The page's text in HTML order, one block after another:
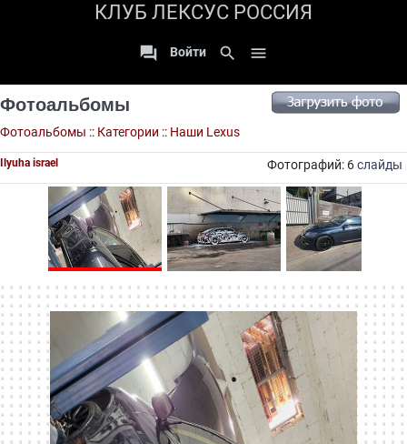
КЛУБ ЛЕКСУС РОССИЯ
 Войти search 
Фотоальбомы
Фотоальбомы :: Категории :: Наши Lexus
Фотографий: 6слайды
Ilyuha israel